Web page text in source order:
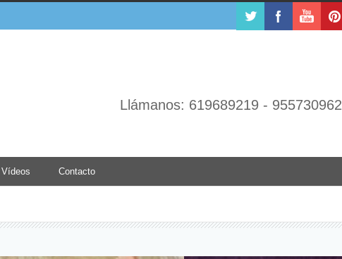
Llámanos: 619689219 - 955730962
Vídeos Contacto